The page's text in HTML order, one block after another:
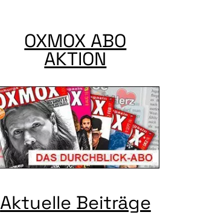
OXMOX ABO
AKTION
Aktuelle Beiträge